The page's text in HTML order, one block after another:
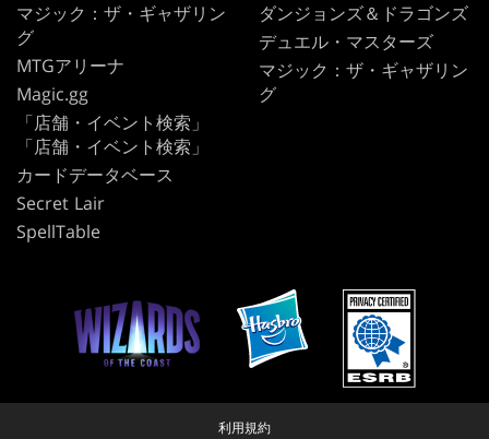
マジック：ザ・ギャザリン
グ
MTGアリーナ
Magic.gg
「店舗・イベント検索」
「店舗・イベント検索」
カードデータベース
Secret Lair
SpellTable
ダンジョンズ＆ドラゴンズ
デュエル・マスターズ
マジック：ザ・ギャザリン
グ
利用規約